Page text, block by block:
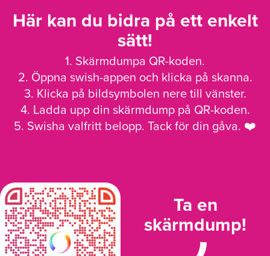
Här kan du bidra på ett enkelt
sätt!
1. Skärmdumpa QR-koden.
2. Öppna swish-appen och klicka på skanna.
3. Klicka på bildsymbolen nere till vänster.
4. Ladda upp din skärmdump på QR-koden.
5. Swisha valfritt belopp. Tack för din gåva. ❤️
Ta en
skärmdump!